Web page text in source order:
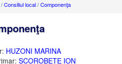
/Consiliul local/Componenţa
HUZONI MARINA
SCOROBETE ION